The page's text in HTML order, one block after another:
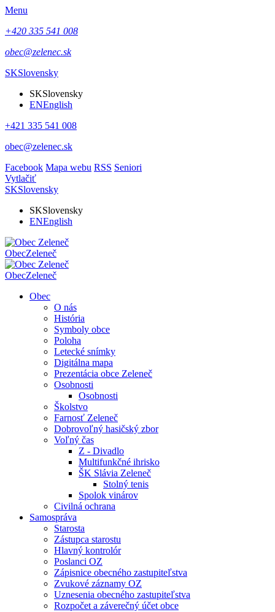
Menu
+420 335 541 008
obec@zelenec.sk
SKSlovensky
SKSlovensky
ENEnglish
+421 335 541 008
obec@zelenec.sk
Facebook Mapa webu RSS Seniori
Vytlačiť
SKSlovensky
SKSlovensky
ENEnglish
ObecZeleneč
ObecZeleneč
Obec
O nás
História
Symboly obce
Poloha
Letecké snímky
Digitálna mapa
Prezentácia obce Zeleneč
Osobnosti
Osobnosti
Školstvo
Farnosť Zeleneč
Dobrovoľný hasičský zbor
Voľný čas
Z - Divadlo
Multifunkčné ihrisko
ŠK Slávia Zeleneč
Stolný tenis
Spolok vinárov
Civilná ochrana
Samospráva
Starosta
Zástupca starostu
Hlavný kontrolór
Poslanci OZ
Zápisnice obecného zastupiteľstva
Zvukové záznamy OZ
Uznesenia obecného zastupiteľstva
Rozpočet a záverečný účet obce